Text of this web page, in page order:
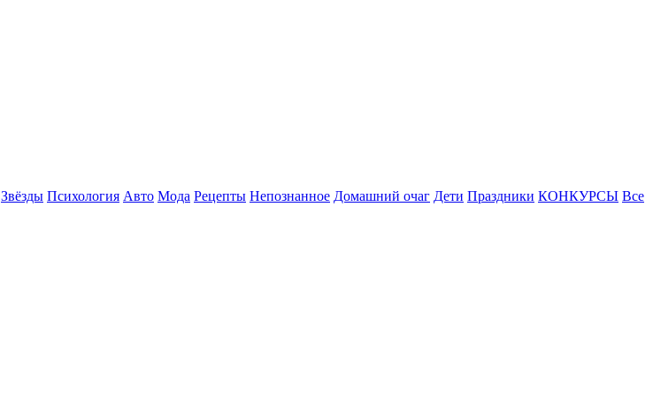
Звёзды Психология Авто Мода Рецепты Непознанное Домашний очаг Дети Праздники КОНКУРСЫ Все